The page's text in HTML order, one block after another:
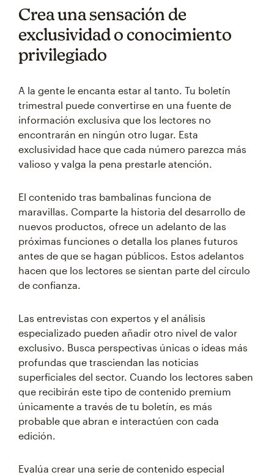
Crea una sensación de
exclusividad o conocimiento
privilegiado
A la gente le encanta estar al tanto. Tu boletín
trimestral puede convertirse en una fuente de
información exclusiva que los lectores no
encontrarán en ningún otro lugar. Esta
exclusividad hace que cada número parezca más
valioso y valga la pena prestarle atención.
El contenido tras bambalinas funciona de
maravillas. Comparte la historia del desarrollo de
nuevos productos, ofrece un adelanto de las
próximas funciones o detalla los planes futuros
antes de que se hagan públicos. Estos adelantos
hacen que los lectores se sientan parte del círculo
de confianza.
Las entrevistas con expertos y el análisis
especializado pueden añadir otro nivel de valor
exclusivo. Busca perspectivas únicas o ideas más
profundas que trasciendan las noticias
superficiales del sector. Cuando los lectores saben
que recibirán este tipo de contenido premium
únicamente a través de tu boletín, es más
probable que abran e interactúen con cada
edición.
Evalúa crear una serie de contenido especial